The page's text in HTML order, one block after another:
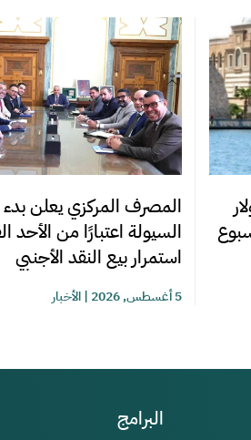
المصرف المركزي يعلن بدء
السيولة اعتبارًا من الأحد
استمرار بيع النقد الأجنبي
5 أغسطس, 2026 |الأخبار
البرامج